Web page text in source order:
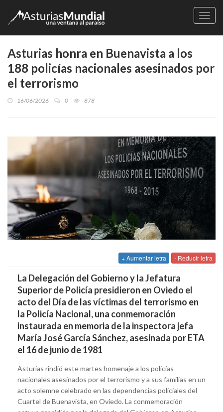
Asturias honra en Buenavista a los
188 policías nacionales asesinados por
el terrorismo
16/06/2026 0 878
+ Aumentar letra - Reducir letra
La Delegación del Gobierno y la Jefatura
Superior de Policía presidieron en Oviedo el
acto del Día de las víctimas del terrorismo en
la Policía Nacional, una conmemoración
instaurada en memoria de la inspectora jefa
María José García Sánchez, asesinada por ETA
el 16 de junio de 1981
Asturias rindió este martes homenaje a los policías
nacionales asesinados por el terrorismo y a sus familias en un
acto solemne celebrado en las dependencias policiales del
Cuartel de Buenavista, en Oviedo. La conmemoración